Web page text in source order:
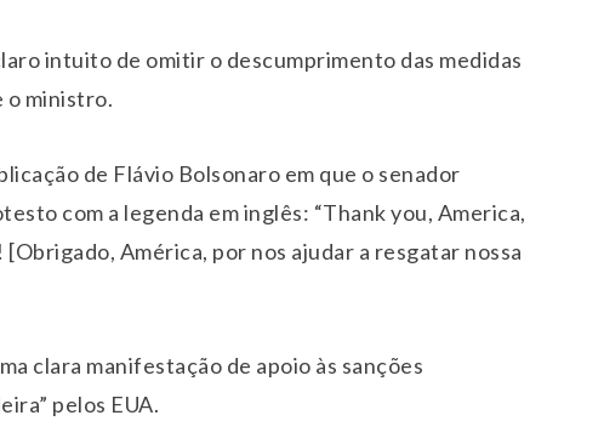
intuito de omitir o descumprimento das medidas
o ministro.
de Flávio Bolsonaro em que o senador
com a legenda em inglês: “Thank you, America,
América, por nos ajudar a resgatar nossa
clara manifestação de apoio às sanções
pelos EUA.